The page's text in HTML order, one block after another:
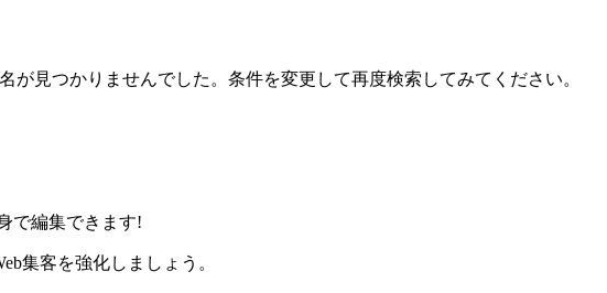
が見つかりませんでした。条件を変更して再度検索してみてください。
で編集できます!
集客を強化しましょう。